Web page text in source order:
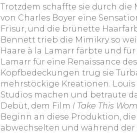
Trotzdem schaffte sie durch
von Charles Boyer eine
Frisur, und die brünette
Bennett trieb die Mimikry so
Haare à la Lamarr färbte und
Lamarr für eine Renaissance
Kopfbedeckungen trug sie
mehrstöckige Kreationen.
Studios machen und betraute
Debüt, dem Film I Take This
Beginn an diese Produktion,
abwechselten und während